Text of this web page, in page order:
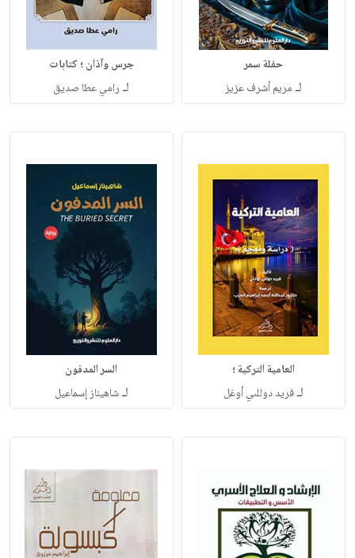
حفلة سمر
لـ مريم أشرف عزيز
جرس وآذان ؛ كتابات
لـ رامي عطا صديق
العامية التركية ؛
لـفريد دوللىي أوغل
السر المدفون
لـشاهيناز إسماعيل